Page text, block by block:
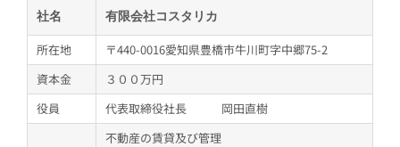
社名 有限会社コスタリカ
所在地
〒440-0016愛知県豊橋市牛川町字中郷75-2
資本金
３００万円
役員
代表取締役社長 岡田直樹
不動産の賃貸及び管理